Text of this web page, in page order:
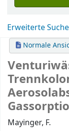
Erweiterte Suche
Normale
Mayinger, F.